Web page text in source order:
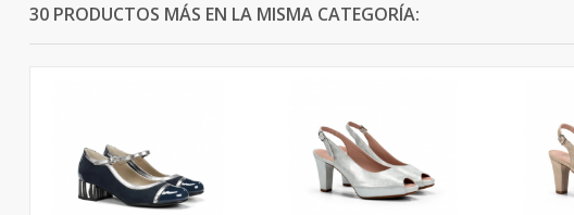
30 PRODUCTOS MÁS EN LA MISMA CATEGORÍA: